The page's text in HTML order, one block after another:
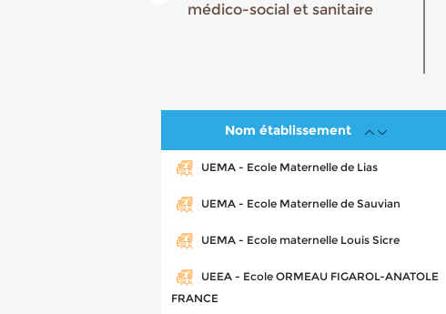
médico-social et sanitaire
Nom établissement
UEMA - Ecole Maternelle de Lias
UEMA - Ecole Maternelle de Sauvian
UEMA - Ecole maternelle Louis Sicre
UEEA - Ecole ORMEAU FIGAROL-ANATOLE
FRANCE